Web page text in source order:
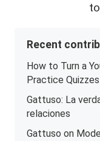
to
Recent
How to Turn a
Practice
Gattuso: La
relaciones
Gattuso on